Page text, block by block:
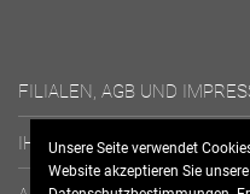
Unsere Seite verwendet
Website akzeptieren Sie unsere
FILIALEN, AGB UND
IHR KONTO